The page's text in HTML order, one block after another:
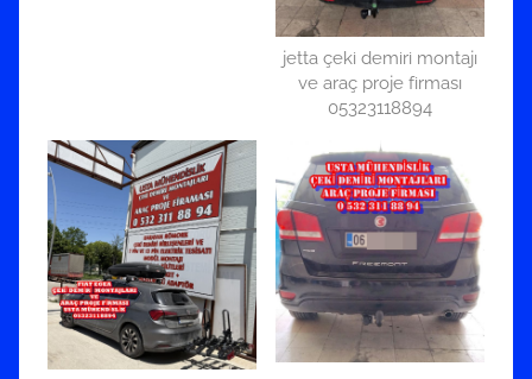
jetta çeki demiri montajı
ve araç proje firması
05323118894